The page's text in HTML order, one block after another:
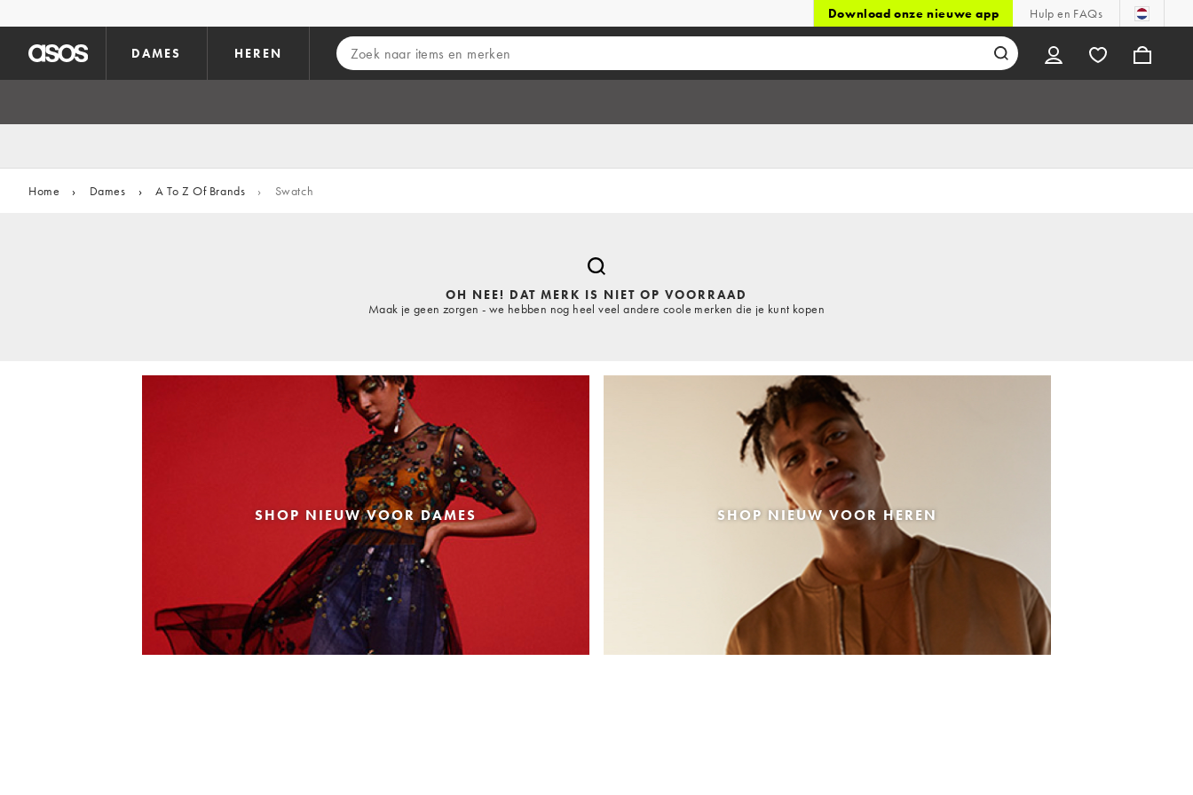
Download onze nieuwe app Hulp en FAQs
DAMES HEREN
Home › Dames › A To Z Of Brands › Swatch
OH NEE! DAT MERK IS NIET OP VOORRAAD
Maak je geen zorgen - we hebben nog heel veel andere coole merken die je kunt kopen
SHOP NIEUW VOOR DAMES SHOP NIEUW VOOR HEREN